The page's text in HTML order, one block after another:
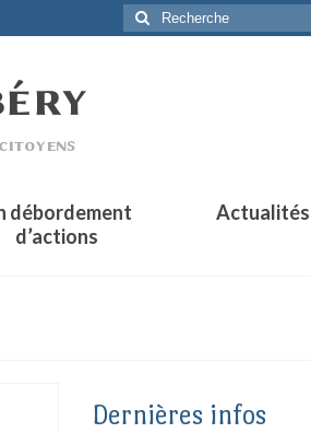
Rechercher
:
débordement
d’actions
Actualités
Dernières infos